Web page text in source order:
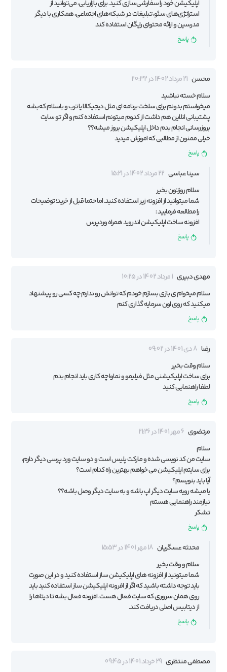
اپلیکیشن خود را سفارشی‌سازی کنید. برای بازاریابی، می‌توانید از
استراتژی‌های سئو، تبلیغات در شبکه‌های اجتماعی، همکاری با دیگر
مدرسین و ارائه محتوای رایگان استفاده کند
پاسخ
محسن 21 مرداد 1402 در 20:32
سلام خسته نباشید
میخواستم بدونم برای سلخت برنامه ای مثل دیجیکالا یا ترب و باسلام که بشه
پشتیبانی انلاین هم داشت از کدوم میتونم استفاده کنم و اگر تو سایت
بروزرسانی انجام بدم داخل اپلیکیشن بروز میشه؟؟
خیلی ممنون از مطالبی که اموزش میدید
پاسخ
سینا عباسی 22 مرداد 1402 در 15:21
سلام روزتون بخیر
شما میتوانید از افزونه زیر استفاده کنید. اما حتما قبل از خرید؛ توضیحات
را مطالعه فرمایید :
افزونه ساخت اپلیکیشن اندروید همراه وردپرس
پاسخ
مهدی دبیری 1 مرداد 1402 در 10:25
سلام میخوام ی بازی بسازم خودم که توانش رو ندارم چه کسی رو پیشنهاد
میکنید که روی اون سرمایه گذاری کنم
پاسخ
رضا 8 دی 1401 در 09:02
سلام وقت بخیر
برای ساخت اپلیکیشنی مثل فیلیمو و نماوا چه کاری باید انجام بدم
لطفا راهنمایی کنید
پاسخ
مرتضوی 6 مهر 1401 در 21:26
سلام
سایت من کد نویسی شده و مارکت پلیس است و دو سایت ورد پرسی دیگر دارم،
برای سایتم اپلیکیشن می خواهم بهترین راه کدام است؟
آیا باید بنویسم؟
یا میشه رویه سایت دیگر اپ باشه و به سایت دیگر وصل باشه؟؟
نیازمند راهنمایی هستم
تشکر
پاسخ
محدثه عسگریان 18 مهر 1401 در 15:53
سلام و وقت بخیر
شما میتونید از افزونه های اپلیکیشن ساز استفاده کنید و در این صورت
باید توجه داشته باشید که اگر از افرونه اپلیکیشن ساز استفاده کنید باید
روی همان سروری که سایت فعال هست، افزونه فعال بشه تا دیتاها را
از دیتابیس اصلی دریافت کند.
پاسخ
مصطفی منتظری 29 خرداد 1401 در 09:45